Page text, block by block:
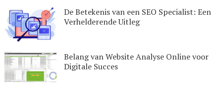
De Betekenis van een SEO Specialist: Een
Verhelderende Uitleg
Belang van Website Analyse Online voor
Digitale Succes